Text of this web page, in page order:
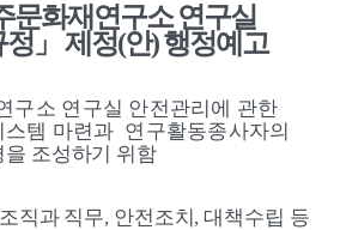
문화재연구소 연구실
정 」 제정(안) 행정예고
구소 연구실 안전관리에 관한
템 마련과  연구활동종사자의
을 조성하기 위함
직과 직무, 안전조치, 대책수립 등